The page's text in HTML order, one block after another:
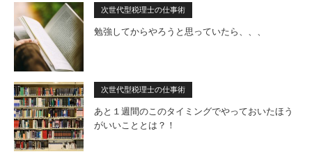
次世代型税理士の仕事術
勉強してからやろうと思っていたら、、、
次世代型税理士の仕事術
あと１週間のこのタイミングでやっておいたほう
がいいこととは？！